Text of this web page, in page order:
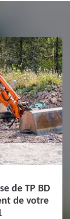
de TP BD
de votre